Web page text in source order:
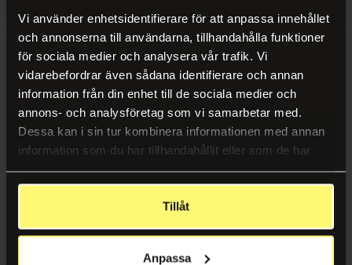
Vi använder enhetsidentifierare för att anpassa innehållet
och annonserna till användarna, tillhandahålla funktioner
för sociala medier och analysera vår trafik. Vi
vidarebefordrar även sådana identifierare och annan
information från din enhet till de sociala medier och
annons- och analysföretag som vi samarbetar med.
Dessa kan i sin tur kombinera informationen med annan
information som du har tillhandahållit eller som de har
samlat in när du har använt deras tjänster.
Tillåt
Anpassa